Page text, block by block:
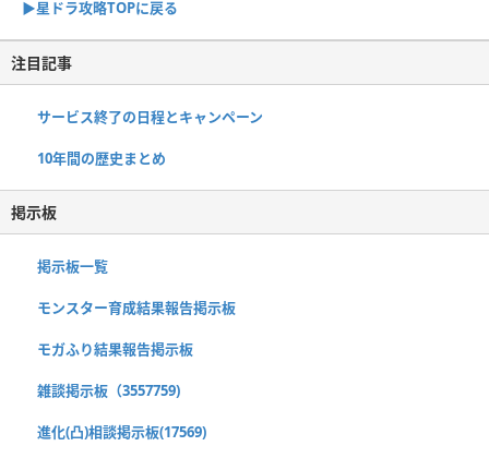
▶︎星ドラ攻略TOPに戻る
注目記事
サービス終了の日程とキャンペーン
10年間の歴史まとめ
掲示板
掲示板一覧
モンスター育成結果報告掲示板
モガふり結果報告掲示板
雑談掲示板（3557759)
進化(凸)相談掲示板(17569)